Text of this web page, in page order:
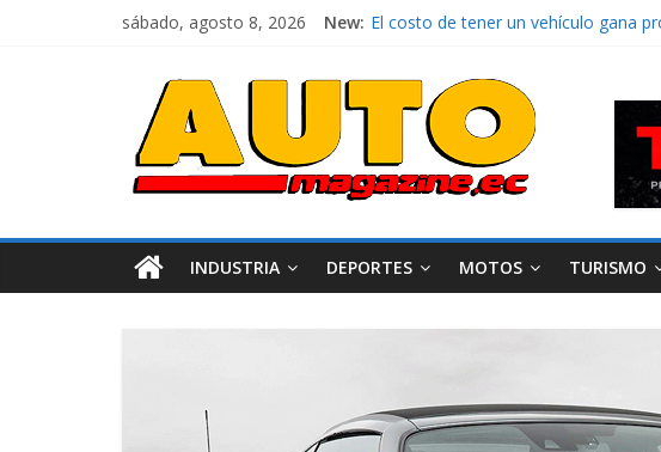
sábado, agosto 8, 2026 New: El costo de tener un vehículo gana
¿Qué puede pasar con tu vehículo si
La Vuelta al Ecuador 2026, edición
La FEDAK recibe 12 Sinotruk
INDUSTRIA DEPORTES MOTOS TURISMO